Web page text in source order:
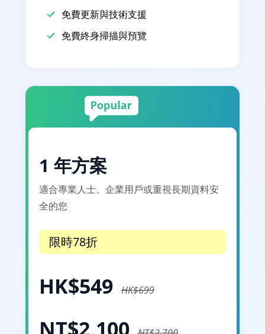
免費更新與技術支援
免費終身掃描與預覽
1 年方案
適合專業人士、企業用戶或重視長期資料安
全的您
限時78折
HK$549 HK$699